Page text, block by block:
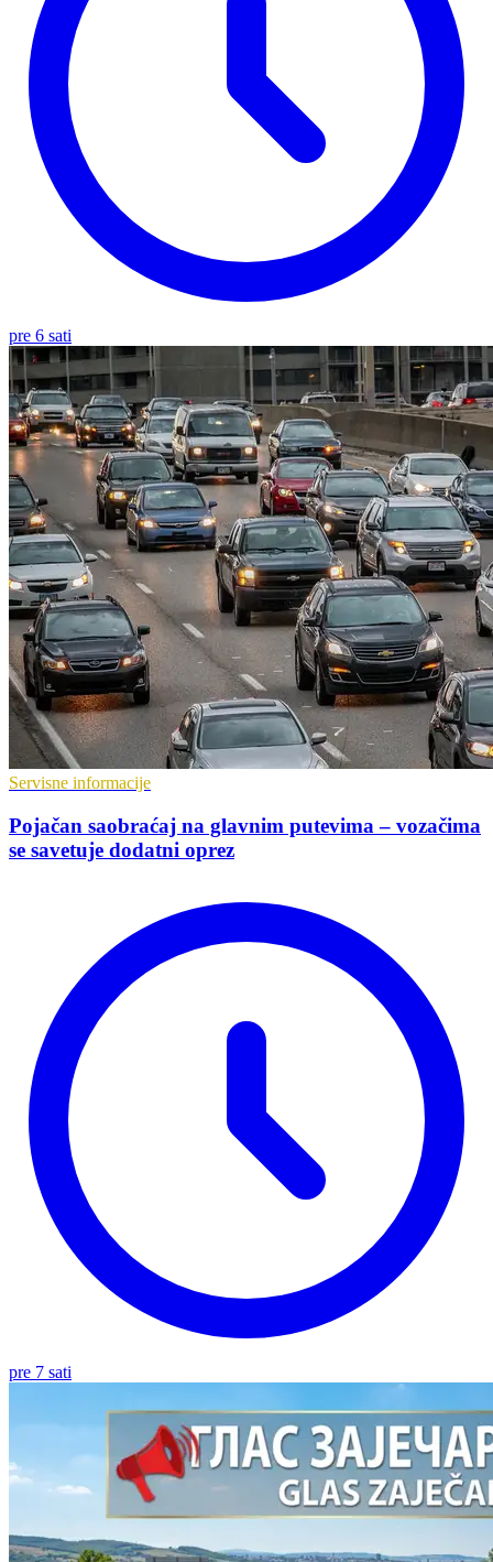
pre 6 sati
Servisne informacije
Pojačan saobraćaj na glavnim putevima – vozačima
se savetuje dodatni oprez
pre 7 sati